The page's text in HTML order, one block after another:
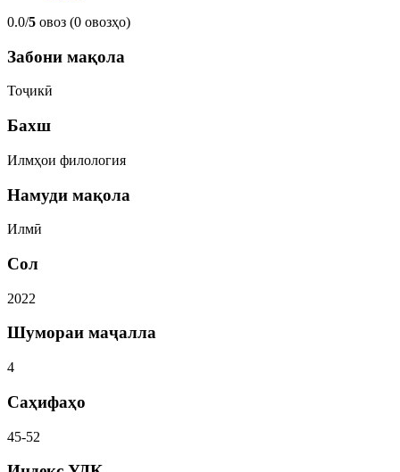
0.0/5 овоз (0 овозҳо)
Забони мақола
Тоҷикӣ
Бахш
Илмҳои филология
Намуди мақола
Илмӣ
Сол
2022
Шумораи маҷалла
4
Саҳифаҳо
45-52